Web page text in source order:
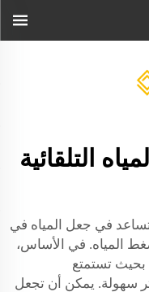
التلقائية
تساعد في جعل المياه في
المياه. في الأساس،
بحيث تستمتع
سهولة. يمكن أن تجعل